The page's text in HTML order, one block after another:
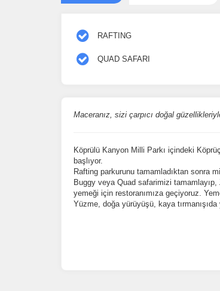
RAFTING
QUAD SAFARI
Maceranız, sizi çarpıcı doğal
Köprülü Kanyon Milli Parkı içindeki
başlıyor.
Rafting parkurunu tamamladıktan sonra
Buggy veya Quad safarimizi
yemeği için restoranımıza geçiyoruz.
Yüzme, doğa yürüyüşü, kaya